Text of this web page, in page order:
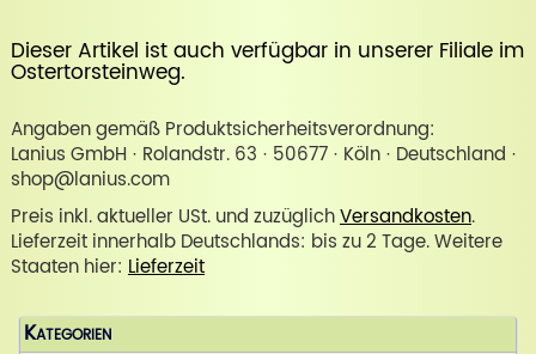
Dieser Artikel ist auch verfügbar in unserer Filiale im
Ostertorsteinweg.
Angaben gemäß Produktsicherheitsverordnung:
Lanius GmbH · Rolandstr. 63 · 50677 · Köln · Deutschland ·
shop@lanius.com
Preis inkl. aktueller USt. und zuzüglichVersandkosten.
Lieferzeit innerhalb Deutschlands: bis zu 2 Tage. Weitere
Staaten hier: Lieferzeit
Kategorien